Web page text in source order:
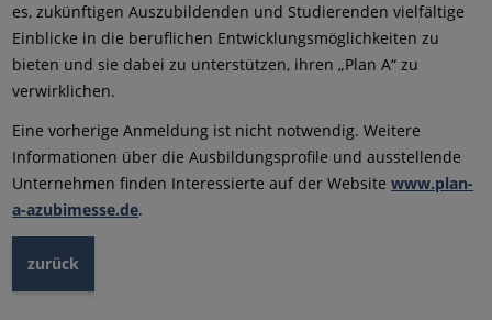
es, zukünftigen Auszubildenden und Studierenden vielfältige
Einblicke in die beruflichen Entwicklungsmöglichkeiten zu
bieten und sie dabei zu unterstützen, ihren „Plan A“ zu
verwirklichen.
Eine vorherige Anmeldung ist nicht notwendig. Weitere
Informationen über die Ausbildungsprofile und ausstellende
Unternehmen finden Interessierte auf der Websitewww.plan-
a-azubimesse.de.
zurück